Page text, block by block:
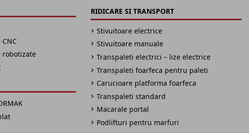
robotizate
RIDICARE SI TRANSPORT
Stivuitoare electrice
Stivuitoare manuale
Transpaleti electrici – lize electrice
Transpaleti foarfeca pentru paleti
Carucioare platforma foarfeca
Transpaleti standard
Macarale portal
Podlifturi pentru marfuri